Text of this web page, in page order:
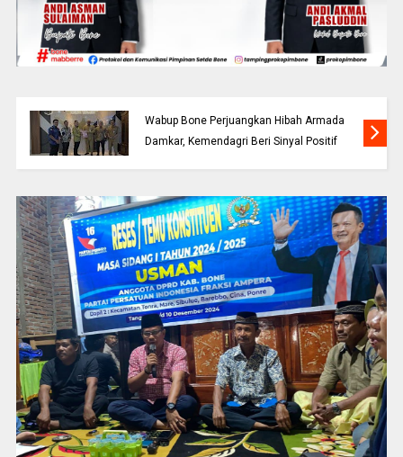
Wabup Bone Perjuangkan Hibah Armada
Damkar, Kemendagri Beri Sinyal Positif